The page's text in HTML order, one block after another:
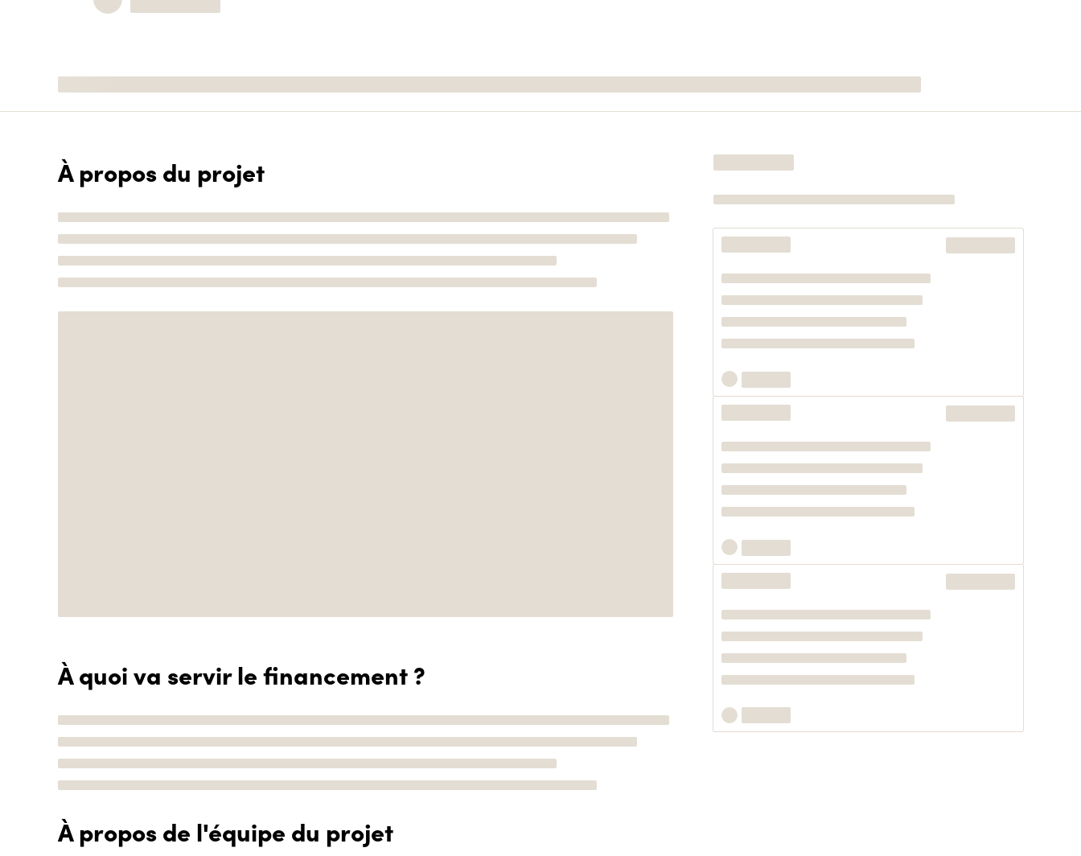
À propos du projet
À quoi va servir le financement ?
À propos de l'équipe du projet